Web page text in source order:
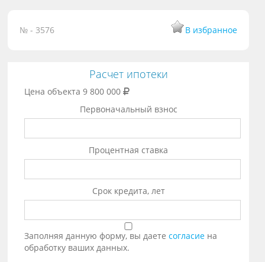
№ - 3576 В избранное
Расчет ипотеки
Цена объекта 9 800 000
Первоначальный взнос
Процентная ставка
Срок кредита, лет
Заполняя данную форму, вы даетесогласие на
обработку ваших данных.